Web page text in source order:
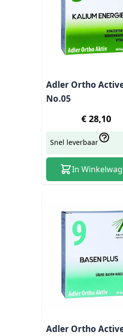
Adler Ortho
No.05
€ 28,10
Snel leverbaar
In
Adler Ortho